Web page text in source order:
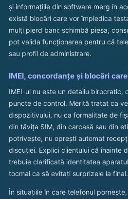
și informațiile din software merg în
există blocări care vor împiedica
mulți pierd bani: schimbă piesa,
pot valida funcționarea pentru că
sau profil de administrare.
IMEI, concordanțe și blocări
IMEI-ul nu este un detaliu birocratic,
puncte de control. Merită tratat ca
dispozitivului, nu ca formalitate de
din tăvița SIM, din carcasă sau din
potrivește, nu oprești automat
discuției. Explici clientului că înainte
trebuie clarificată identitatea
tocmai ca să evitați surprizele la final.
În situațiile în care telefonul